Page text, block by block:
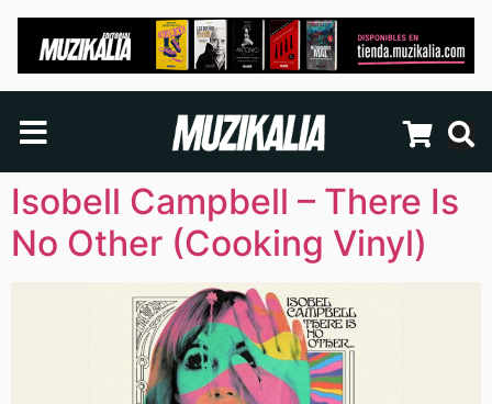
Isobell Campbell – There Is
No Other (Cooking Vinyl)